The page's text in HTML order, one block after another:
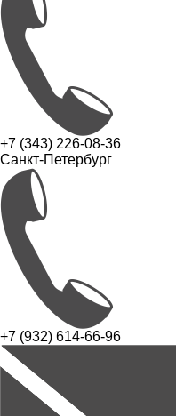
+7 (343) 226-08-36
Санкт-Петербург
+7 (932) 614-66-96